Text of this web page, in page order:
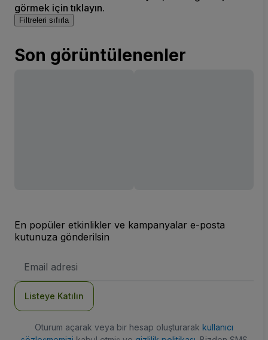
görmek için tıklayın.
Filtreleri sıfırla
Son görüntülenenler
En popüler etkinlikler ve kampanyalar e-posta
kutunuza gönderilsin
posta
Listeye Katılın
Oturum açarak veya bir hesap oluşturarak kullanıcı